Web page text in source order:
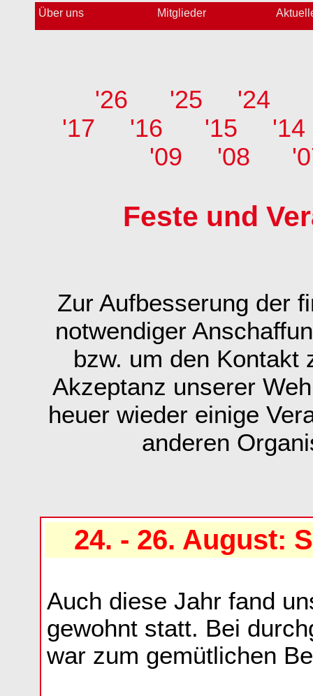
Über uns Mitglieder
'26 '25 '24
'17
'16 '15
'14
'09
'08
Feste und
Zur Aufbesserung der
notwendiger
bzw. um den Kontakt
Akzeptanz unserer
heuer wieder einige
anderen
24. - 26. August:
Auch diese Jahr fand
gewohnt statt. Bei
war zum gemütlichen